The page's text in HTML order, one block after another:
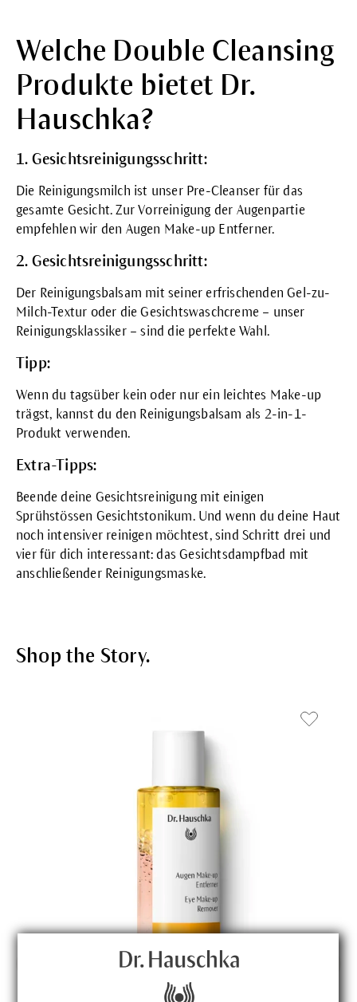
Welche Double Cleansing
Produkte bietet Dr.
Hauschka?
1. Gesichtsreinigungsschritt:
Die Reinigungsmilch ist unser Pre-Cleanser für das
gesamte Gesicht. Zur Vorreinigung der Augenpartie
empfehlen wir den Augen Make-up Entferner.
2. Gesichtsreinigungsschritt:
Der Reinigungsbalsam mit seiner erfrischenden Gel-zu-
Milch-Textur oder dieGesichtswaschcreme – unser
Reinigungsklassiker – sind die perfekte Wahl.
Tipp:
Wenn du tagsüber kein oder nur ein leichtes Make-up
trägst, kannst du den Reinigungsbalsam als 2-in-1-
Produkt verwenden.
Extra-Tipps:
Beende deine Gesichtsreinigung mit einigen
Sprühstössen Gesichtstonikum. Und wenn du deine Haut
noch intensiver reinigen möchtest, sind Schritt drei und
vier für dich interessant: dasGesichtsdampfbad mit
anschließender Reinigungsmaske.
Shop the Story.